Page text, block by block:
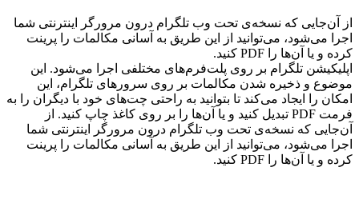
از آن‌جایی که نسخه‌ی تحت وب تلگرام درون مرورگر اینترنتی شما
اجرا می‌شود، می‌توانید از این طریق به آسانی مکالمات را پرینت
کرده و یا آن‌ها را PDF کنید.
اپلیکیشن تلگرام بر روی پلت‌فرم‌های مختلفی اجرا می‌شود. این
موضوع و ذخیره شدن مکالمات بر روی سرورهای تلگرام، این
امکان را ایجاد می‌کند تا بتوانید به راحتی چت‌های خود با دیگران را به
فرمت PDF تبدیل کنید و یا آن‌ها را بر روی کاغذ چاپ کنید. از
آن‌جایی که نسخه‌ی تحت وب تلگرام درون مرورگر اینترنتی شما
اجرا می‌شود، می‌توانید از این طریق به آسانی مکالمات را پرینت
کرده و یا آن‌ها را PDF کنید.